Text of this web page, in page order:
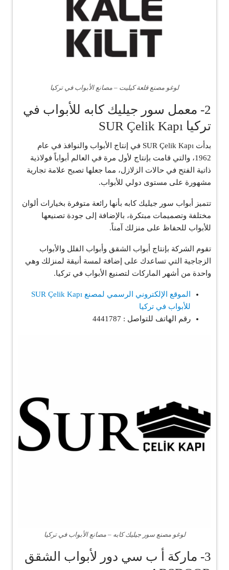
لوغو مصنع قلعة كيليت – مصانع الأبواب في تركيا
2- معمل سور جيليك كابه للأبواب في
تركيا SUR Çelik Kapı
بدأت SUR Çelik Kapı في إنتاج الأبواب والنوافذ في عام
1962، والتي قامت بإنتاج لأول مرة في العالم أبواباً فولاذية
ذاتية الفتح في حالات الزلازل، مما جعلها تصبح علامة تجارية
مشهورة على مستوى دولي للأبواب.
تتميز أبواب سور جيليك كابه بأنها رائعة متوفرة بخيارات ألوان
مختلفة وتصميمات مبتكرة، بالإضافة إلى جودة تصنيعها
للأبواب للحفاظ على منزلك آمناً.
تقوم الشركة بإنتاج أبواب الشقق وأبواب الفلل والأبواب
الزجاجية التي تساعدك على إضافة لمسة أنيقة لمنزلك وهي
واحدة من أشهر الماركات لتصنيع الأبواب في تركيا.
الموقع الإلكتروني الرسمي لمصنع SUR Çelik Kapı
للأبواب في تركيا
رقم الهاتف للتواصل : 4441787
لوغو مصنع سور جيليك كابه – مصانع الأبواب في تركيا
3- ماركة أ ب سي دور لأبواب الشقق